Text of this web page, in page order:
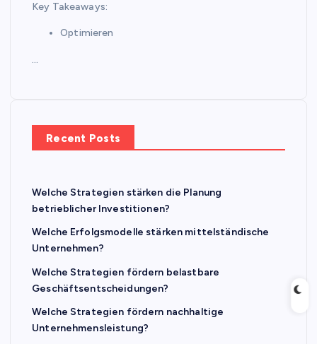
Key Takeaways:
Optimieren
…
Recent Posts
Welche Strategien stärken die Planung
betrieblicher Investitionen?
Welche Erfolgsmodelle stärken mittelständische
Unternehmen?
Welche Strategien fördern belastbare
Geschäftsentscheidungen?
Welche Strategien fördern nachhaltige
Unternehmensleistung?